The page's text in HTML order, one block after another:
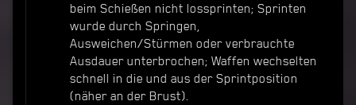
beim Schießen nicht lossprinten; Sprinten
wurde durch Springen,
Ausweichen/Stürmen oder verbrauchte
Ausdauer unterbrochen; Waffen wechselten
schnell in die und aus der Sprintposition
(näher an der Brust).